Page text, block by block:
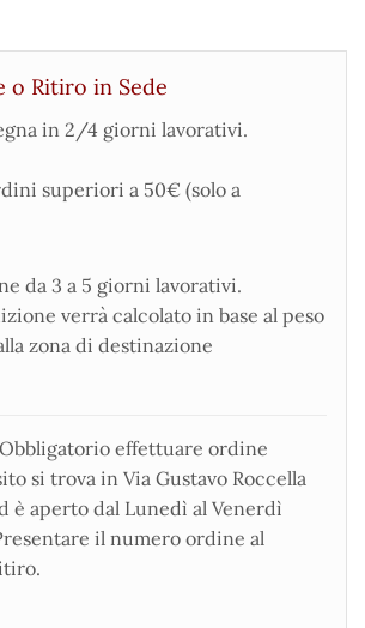
o Ritiro in Sede
in 2/4 giorni lavorativi.
superiori a 50€ (solo a
da 3 a 5 giorni lavorativi.
verrà calcolato in base al peso
zona di destinazione
Obbligatorio effettuare ordine
si trova in Via Gustavo Roccella
è aperto dal Lunedì al Venerdì
il numero ordine al